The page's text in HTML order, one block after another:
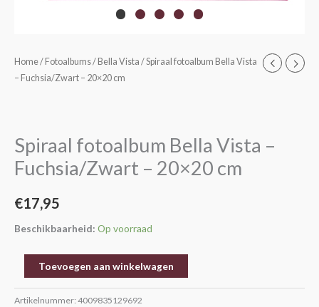
Home/ Fotoalbums/ Bella Vista / Spiraal fotoalbum Bella Vista
– Fuchsia/Zwart – 20×20 cm
Spiraal fotoalbum Bella Vista –
Fuchsia/Zwart – 20×20 cm
€17,95
Beschikbaarheid: Op voorraad
Spiraal
fotoalbum
Fuchsia/Zwart
–
cm
Toevoegen aan winkelwagen
Artikelnummer: 4009835129692